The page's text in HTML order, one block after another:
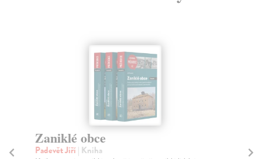
Zaniklé obce
Padevět Jiří | Kniha